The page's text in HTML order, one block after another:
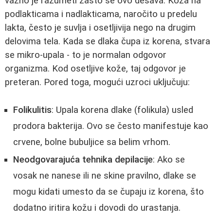
podlakticama i nadlakticama, naročito u predelu
lakta, često je suvlja i osetljivija nego na drugim
delovima tela. Kada se dlaka čupa iz korena, stvara
se mikro-upala - to je normalan odgovor
organizma. Kod osetljive kože, taj odgovor je
preteran. Pored toga, mogući uzroci uključuju:
Folikulitis: Upala korena dlake (folikula) usled
prodora bakterija. Ovo se često manifestuje kao
crvene, bolne bubuljice sa belim vrhom.
Neodgovarajuća tehnika depilacije: Ako se
vosak ne nanese ili ne skine pravilno, dlake se
mogu kidati umesto da se čupaju iz korena, što
dodatno iritira kožu i dovodi do urastanja.